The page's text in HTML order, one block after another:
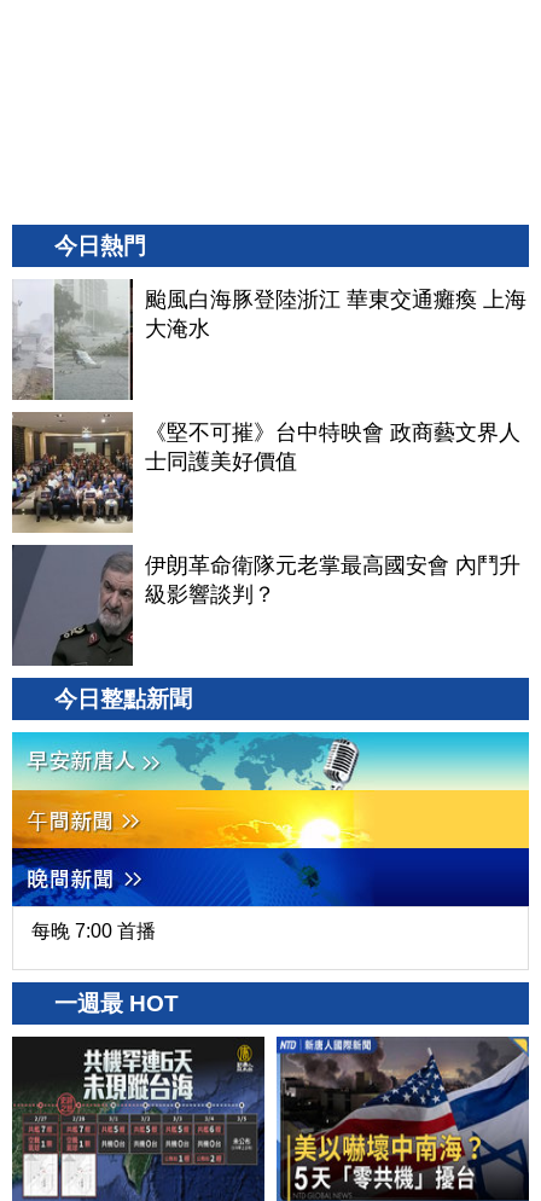
今日熱門
颱風白海豚登陸浙江 華東交通癱瘓 上海
大淹水
《堅不可摧》台中特映會 政商藝文界人
士同護美好價值
伊朗革命衛隊元老掌最高國安會 內鬥升
級影響談判？
今日整點新聞
每晚 7:00 首播
一週最 HOT